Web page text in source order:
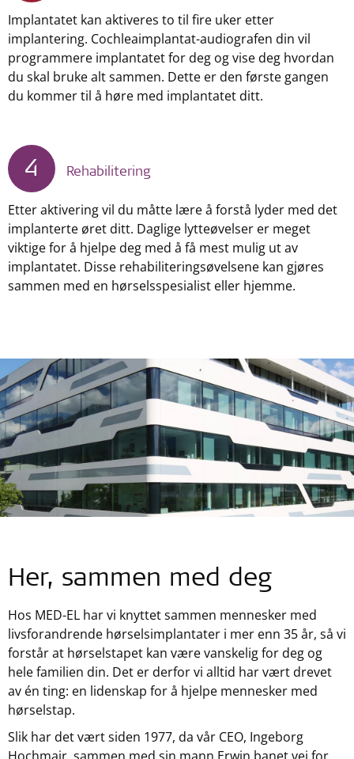
Implantatet kan aktiveres to til fire uker etter
implantering. Cochleaimplantat-audiografen din vil
programmere implantatet for deg og vise deg hvordan
du skal bruke alt sammen. Dette er den første gangen
du kommer til å høre med implantatet ditt.
4 Rehabilitering
Etter aktivering vil du måtte lære å forstå lyder med det
implanterte øret ditt. Daglige lytteøvelser er meget
viktige for å hjelpe deg med å få mest mulig ut av
implantatet. Disse rehabiliteringsøvelsene kan gjøres
sammen med en hørselsspesialist eller hjemme.
Her, sammen med deg
Hos MED-EL har vi knyttet sammen mennesker med
livsforandrende hørselsimplantater i mer enn 35 år, så vi
forstår at hørselstapet kan være vanskelig for deg og
hele familien din. Det er derfor vi alltid har vært drevet
av én ting: en lidenskap for å hjelpe mennesker med
hørselstap.
Slik har det vært siden 1977, da vår CEO, Ingeborg